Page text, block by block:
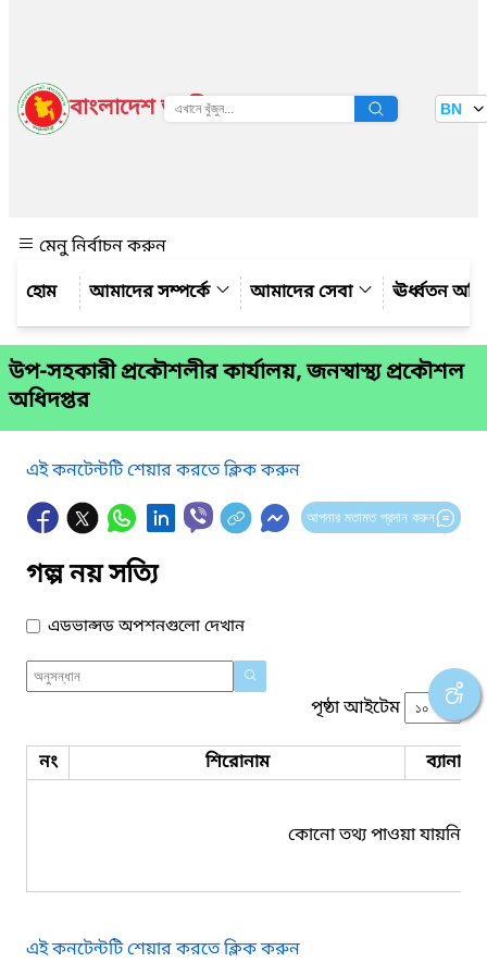
বাংলাদেশ জাতীয় তথ্য বাতায়ন BN
মেনু নির্বাচন করুন
আমাদের সম্পর্কে
আমাদের সেবা ঊর্ধ্বতন
উপ-সহকারী প্রকৌশলীর কার্যালয়, জনস্বাস্থ্য প্রকৌশল
অধিদপ্তর
এই কনটেন্টটি শেয়ার করতে ক্লিক করুন
আপনার মতামত প্রদান করুন
গল্প নয় সত্যি
এডভান্সড অপশনগুলো দেখান
পৃষ্ঠা আইটেম
নং শিরোনাম ব্যানার
কোনো তথ্য পাওয়া যায়নি।
এই কনটেন্টটি শেয়ার করতে ক্লিক করুন